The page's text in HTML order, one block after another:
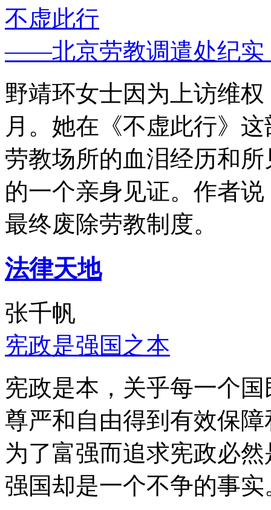
不虚此行
——北京劳教调遣处纪实
野靖环女士因为上访维
月。她在《不虚此行》
劳教场所的血泪经历和
的一个亲身见证。作者
最终废除劳教制度。
法律天地
张千帆
宪政是强国之本
宪政是本，关乎每一个
尊严和自由得到有效保
为了富强而追求宪政必
强国却是一个不争的事实